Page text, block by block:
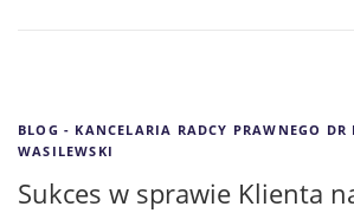
BLOG - KANCELARIA RADCY PRAWNEGO DR
WASILEWSKI
Sukces w sprawie Klienta